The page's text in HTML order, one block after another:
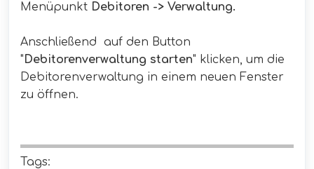
Menüpunkt Debitoren -> Verwaltung.
Anschließend auf den Button
"Debitorenverwaltung starten" klicken, um die
Debitorenverwaltung in einem neuen Fenster
zu öffnen.
Tags: